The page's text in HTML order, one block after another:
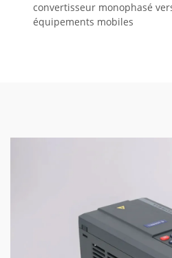
convertisseur monophasé
équipements mobiles